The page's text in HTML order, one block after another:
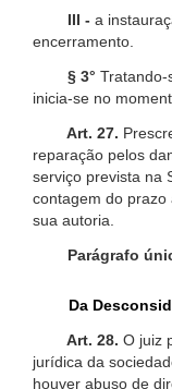
III - a
encerramento.
§ 3° Tratando-
inicia-se no
Art. 27.
reparação pelos
serviço prevista na
contagem do
sua autoria.
Parágrafo
Da
Art. 28. O juiz
jurídica da
houver abuso de